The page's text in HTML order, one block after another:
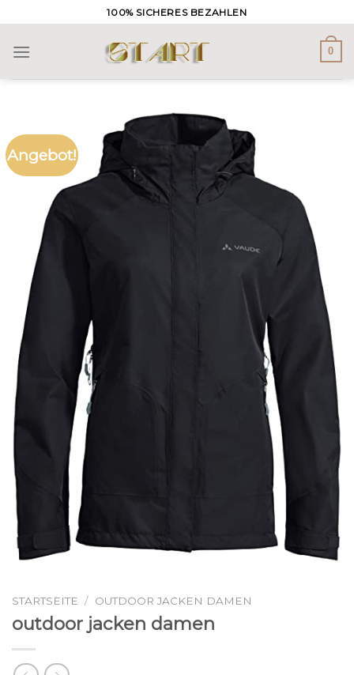
to
content
100% SICHERES BEZAHLEN
0
Angebot!
STARTSEITE / OUTDOOR JACKEN DAMEN
outdoor jacken damen